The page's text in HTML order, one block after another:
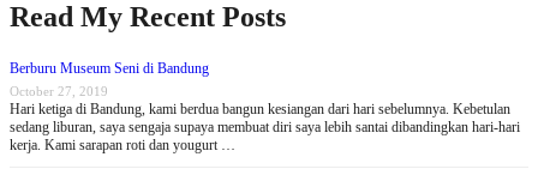
Read My Recent Posts
Berburu Museum Seni di Bandung
October 27, 2019
Hari ketiga di Bandung, kami berdua bangun kesiangan dari hari sebelumnya. Kebetulan
sedang liburan, saya sengaja supaya membuat diri saya lebih santai dibandingkan hari-hari
kerja. Kami sarapan roti dan yougurt …